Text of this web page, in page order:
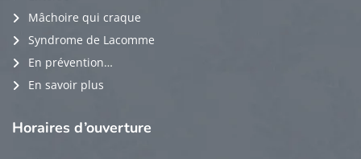
Mâchoire qui craque
Syndrome de Lacomme
En prévention…
En savoir plus
Horaires d’ouverture